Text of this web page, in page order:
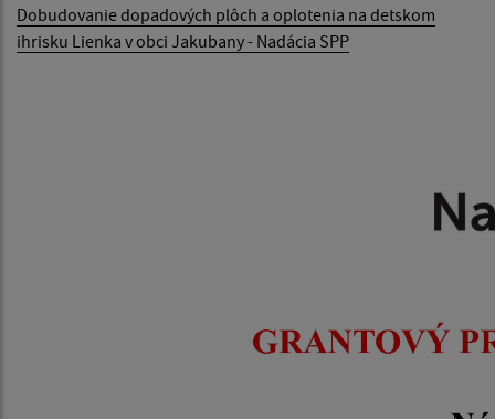
Dobudovanie dopadových plôch a oplotenia na detskom
ihrisku Lienka v obci Jakubany - Nadácia SPP